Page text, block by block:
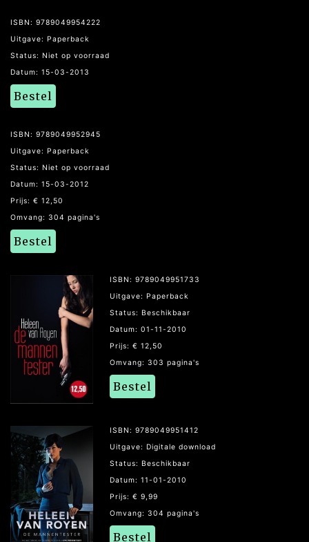
ISBN: 9789049954222
Uitgave: Paperback
Status: Niet op voorraad
Datum: 15-03-2013
Bestel
ISBN: 9789049952945
Uitgave: Paperback
Status: Niet op voorraad
Datum: 15-03-2012
Prijs: € 12,50
Omvang: 304 pagina's
Bestel
ISBN: 9789049951733
Uitgave: Paperback
Status: Beschikbaar
Datum: 01-11-2010
Prijs: € 12,50
Omvang: 303 pagina's
Bestel
ISBN: 9789049951412
Uitgave: Digitale download
Status: Beschikbaar
Datum: 11-01-2010
Prijs: € 9,99
Omvang: 304 pagina's
Bestel